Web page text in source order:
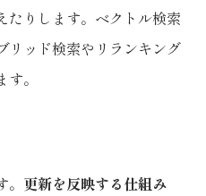
たりします。ベクトル検索
リッド検索やリランキング
。
更新を反映する仕組み